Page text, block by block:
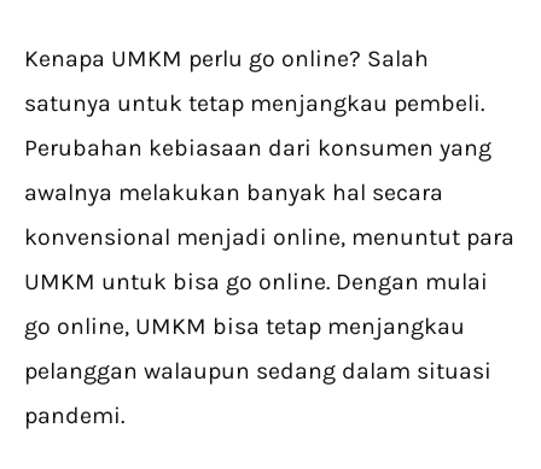
Kenapa UMKM perlu go online? Salah
satunya untuk tetap menjangkau pembeli.
Perubahan kebiasaan dari konsumen yang
awalnya melakukan banyak hal secara
konvensional menjadi online, menuntut para
UMKM untuk bisa go online. Dengan mulai
go online, UMKM bisa tetap menjangkau
pelanggan walaupun sedang dalam situasi
pandemi.